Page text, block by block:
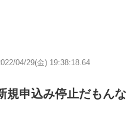
04/29(金) 19:38:18.64
規申込み停止だもんな